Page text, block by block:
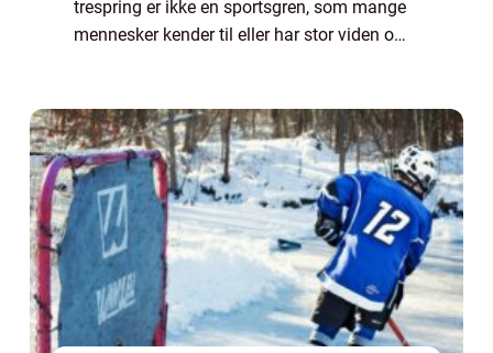
trespring er ikke en sportsgren, som mange
mennesker kender til eller har stor viden om.